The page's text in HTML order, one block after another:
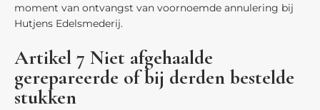
moment van ontvangst van voornoemde annulering bij
Hutjens Edelsmederij.
Artikel 7 Niet afgehaalde
gerepareerde of bij derden bestelde
stukken